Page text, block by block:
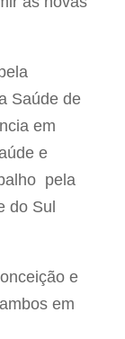
Saúde de
em
e
pela
do Sul
e
em